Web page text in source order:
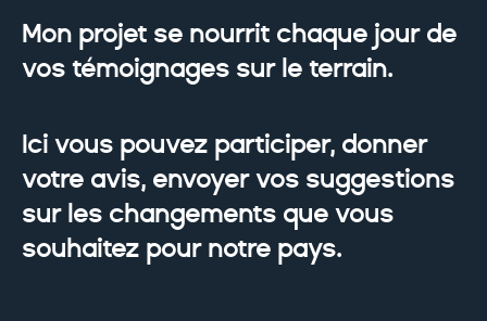
Mon projet se nourrit chaque jour de
vos témoignages sur le terrain.
Ici vous pouvez participer, donner
votre avis, envoyer vos suggestions
sur les changements que vous
souhaitez pour notre pays.